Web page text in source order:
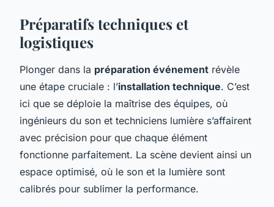
Préparatifs techniques et
logistiques
Plonger dans la préparation événement révèle
une étape cruciale : l’installation technique. C’est
ici que se déploie la maîtrise des équipes, où
ingénieurs du son et techniciens lumière s’affairent
avec précision pour que chaque élément
fonctionne parfaitement. La scène devient ainsi un
espace optimisé, où le son et la lumière sont
calibrés pour sublimer la performance.